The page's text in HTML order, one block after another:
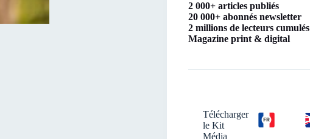
2 000+ articles publiés
20 000+ abonnés newsletter
2 millions de lecteurs cumulés
Magazine print & digital
Télécharger
le Kit
Média